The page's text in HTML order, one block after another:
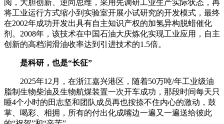
阅，大胆创新、逆向思维，采用先调研工业生产实际状态，再
将工业运行方式缩小到实验室开展小试研究的开发模式，最终
在2002年成功开发出具有自主知识产权的加氢异构脱蜡催化
剂。2008年，该技术在中国石油大庆炼化实现工业应用，自主
创新的高档润滑油收率达到引进技术的1.5倍。
是科研，也是“长征”
2025年12月，在浙江嘉兴港区，随着50万吨/年工业级油
脂制生物柴油及生物航煤装置一次开车成功，那段时间每天只
睡4个小时的田志坚和团队成员再也按捺不住内心的激动，鼓
掌、喝彩、相拥，所有的付出化成嘴边一遍又一遍送给彼此